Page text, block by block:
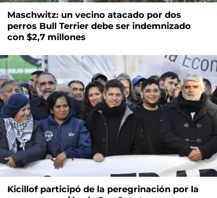
Maschwitz: un vecino atacado por dos
perros Bull Terrier debe ser indemnizado
con $2,7 millones
Kicillof participó de la peregrinación por la